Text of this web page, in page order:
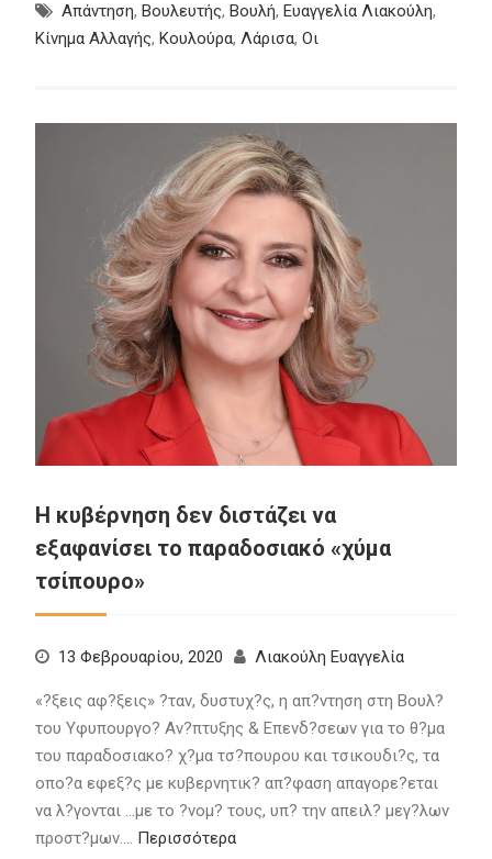
Απάντηση, Βουλευτής, Βουλή, Ευαγγελία Λιακούλη,
Κίνημα Αλλαγής, Κουλούρα, Λάρισα, Οι
Η κυβέρνηση δεν διστάζει να
εξαφανίσει το παραδοσιακό «χύμα
τσίπουρο»
13 Φεβρουαρίου, 2020 Λιακούλη Ευαγγελία
«?ξεις αφ?ξεις» ?ταν, δυστυχ?ς, η απ?ντηση στη Βουλ?
του Υφυπουργο? Αν?πτυξης & Επενδ?σεων για το θ?μα
του παραδοσιακο? χ?μα τσ?πουρου και τσικουδι?ς, τα
οπο?α εφεξ?ς με κυβερνητικ? απ?φαση απαγορε?εται
να λ?γονται …με το ?νομ? τους, υπ? την απειλ? μεγ?λων
προστ?μων.… Περισσότερα